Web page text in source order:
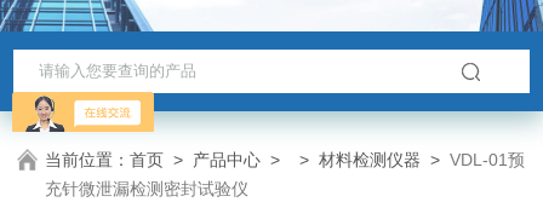
当前位置：首页 > 产品中心 > >材料检测仪器 >VDL-01预
充针微泄漏检测密封试验仪